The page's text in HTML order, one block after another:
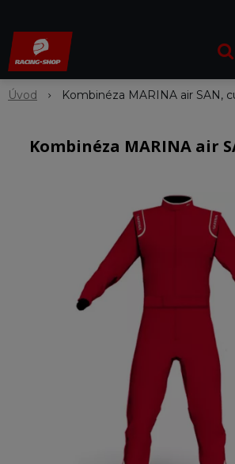
Úvod Kombinéza MARINA air SAN,
Kombinéza MARINA air